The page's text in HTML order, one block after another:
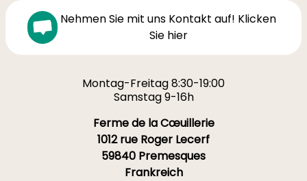
Nehmen Sie mit uns Kontakt auf! Klicken
Sie hier
Montag-Freitag 8:30-19:00
Samstag 9-16h
Ferme de la Cœuillerie
1012 rue Roger Lecerf
59840 Premesques
Frankreich